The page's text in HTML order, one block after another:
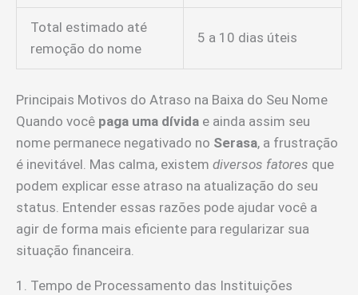
Total estimado até
remoção do nome
5 a 10 dias úteis
Principais Motivos do Atraso na Baixa do Seu Nome
Quando você paga uma dívida e ainda assim seu
nome permanece negativado no Serasa, a frustração
é inevitável. Mas calma, existem diversos fatores que
podem explicar esse atraso na atualização do seu
status. Entender essas razões pode ajudar você a
agir de forma mais eficiente para regularizar sua
situação financeira.
1. Tempo de Processamento das Instituições